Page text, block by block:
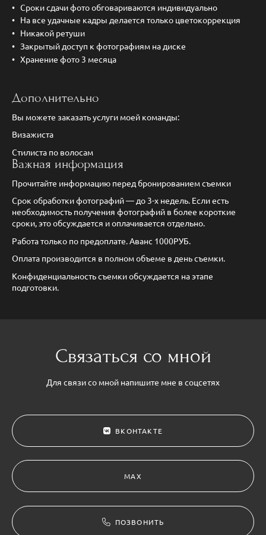
Сроки сдачи фото обговариваются индивидуально
На все удачные кадры делается только цветокоррекция
Никакой ретуши
Закрытый доступ к фотографиям на диске
Хранение фото 3 месяца
Дополнительно
Вы можете заказать услуги моей команды:
Визажиста
Стилиста по волосам
Важная информация
Прочитайте информацию перед бронированием съемки
Срок обработки фотографий — до 3-х недель. Если есть
необходимость получения фотографий в более короткие
сроки, это обсуждается и оплачивается отдельно.
Работа только по предоплате. Аванс 1000РУБ.
Оплата производится в полном объеме в день съемки.
Конфиденциальность съемки обсуждается на этапе
подготовки.
Связаться со мной
Для связи со мной напишите мне в соцсетях
ВКОНТАКТЕ
MAX
ПОЗВОНИТЬ